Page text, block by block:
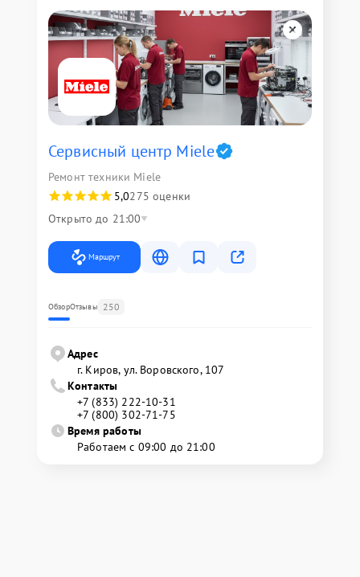
Сервисный центр Miele
Ремонт техники Miele
5,0275 оценки
Открыто до 21:00
Маршрут
ОбзорОтзывы 250
Адрес
г. Киров, ул. Воровского, 107
Контакты
+7 (833) 222-10-31
+7 (800) 302-71-75
Время работы
Работаем с 09:00 до 21:00